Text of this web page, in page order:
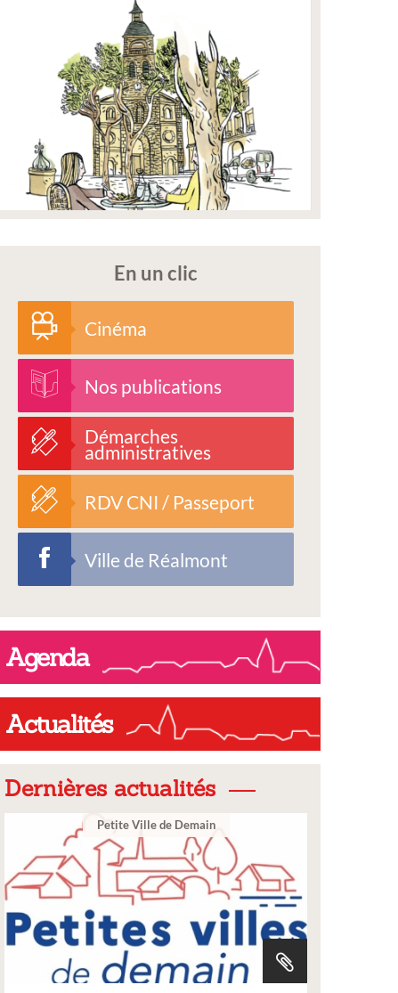
En un clic
Cinéma
Nos publications
Démarches
administratives
RDV CNI / Passeport
Ville de Réalmont
Agenda
Actualités
Dernières actualités